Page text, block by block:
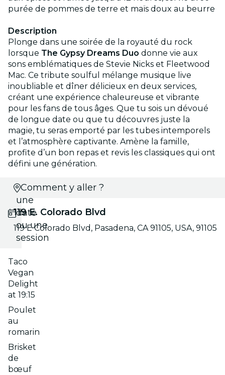
purée de pommes de terre et maïs doux au beurre
Description
Plonge dans une soirée de la royauté du rock
lorsque The Gypsy Dreams Duo donne vie aux
sons emblématiques de Stevie Nicks et Fleetwood
Mac. Ce tribute soulful mélange musique live
inoubliable et dîner délicieux en deux services,
créant une expérience chaleureuse et vibrante
pour les fans de tous âges. Que tu sois un dévoué
de longue date ou que tu découvres juste la
magie, tu seras emporté par les tubes intemporels
et l’atmosphère captivante. Amène la famille,
profite d’un bon repas et revis les classiques qui ont
défini une génération.
Choisis
une
date
ou une
session
Taco
Vegan
Delight
at 19:15
Poulet
au
romarin
Brisket
de
bœuf
Comment y aller ?
119 E. Colorado Blvd
119 E Colorado Blvd, Pasadena, CA 91105, USA, 91105